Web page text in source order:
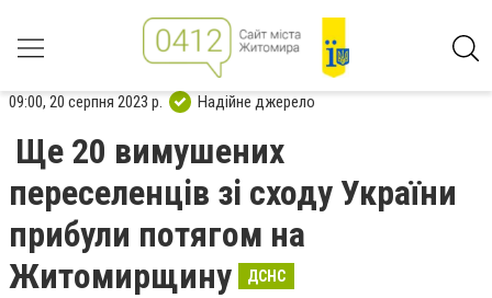
09:00, 20 серпня 2023 р. Надійне джерело
Ще 20 вимушених
переселенців зі сходу України
прибули потягом на
Житомирщину
ДСНС